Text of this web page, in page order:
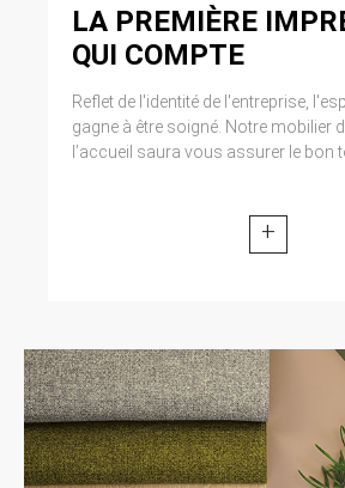
LA PREMIÈRE
QUI COMPTE
Reflet de l'identité de l'entreprise,
gagne à être soigné. Notre mobilier
l’accueil saura vous assurer le bon
+